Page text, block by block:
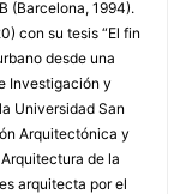
(Barcelona, 1994).
con su tesis “El fin
desde una
Investigación y
Universidad San
Arquitectónica y
de la
arquitecta por el